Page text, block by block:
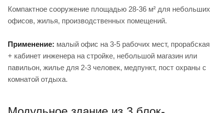
Компактное сооружение площадью 28-36 м² для небольших
офисов, жилья, производственных помещений.
Применение: малый офис на 3-5 рабочих мест, прорабская
+ кабинет инженера на стройке, небольшой магазин или
павильон, жилье для 2-3 человек, медпункт, пост охраны с
комнатой отдыха.